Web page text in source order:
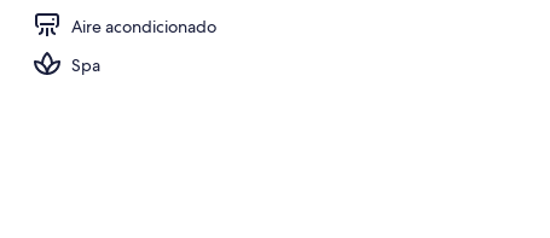
Aire acondicionado
Spa